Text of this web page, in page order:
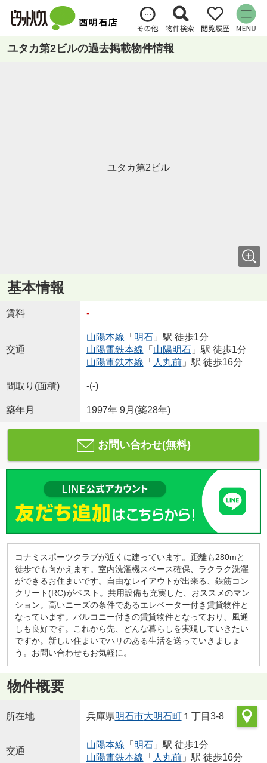
ユタカ第2ビルの過去掲載物件情報
基本情報
賃料 -
交通
山陽本線 「 明石」駅 徒歩1分
山陽電鉄本線 「 山陽明石」駅 徒歩1分
山陽電鉄本線 「 人丸前」駅 徒歩16分
間取り(面積) -(-)
築年月 1997年 9月(築28年)
お問い合わせ(無料)
コナミスポーツクラブが近くに建っています。距離も280mと
徒歩でも向かえます。室内洗濯機スペース確保、ラクラク洗濯
ができるお住まいです。自由なレイアウトが出来る、鉄筋コン
クリート(RC)がベスト。共用設備も充実した、おススメのマン
ション。高いニーズの条件であるエレベーター付き賃貸物件と
なっています。バルコニー付きの賃貸物件となっており、風通
しも良好です。これから先、どんな暮らしを実現していきたい
ですか。新しい住まいでハリのある生活を送っていきましょ
う。お問い合わせもお気軽に。
物件概要
所在地 兵庫県明石市大明石町１丁目3-8
交通
山陽本線 「 明石」駅 徒歩1分
山陽電鉄本線 「 人丸前」駅 徒歩16分